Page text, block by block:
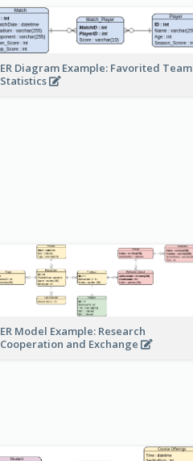
ER Diagram Example: Favorited Team
Statistics
ER Model Example: Research
Cooperation and Exchange